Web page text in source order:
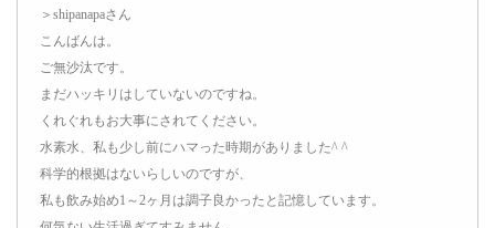
＞shipanapaさん
こんばんは。
ご無沙汰です。
まだハッキリはしていないのですね。
くれぐれもお大事にされてください。
水素水、私も少し前にハマった時期がありました^ ^
科学的根拠はないらしいのですが、
私も飲み始め1～2ヶ月は調子良かったと記憶しています。